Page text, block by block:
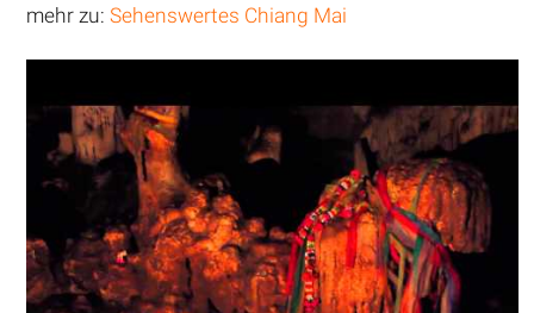
mehr zu:Sehenswertes Chiang Mai